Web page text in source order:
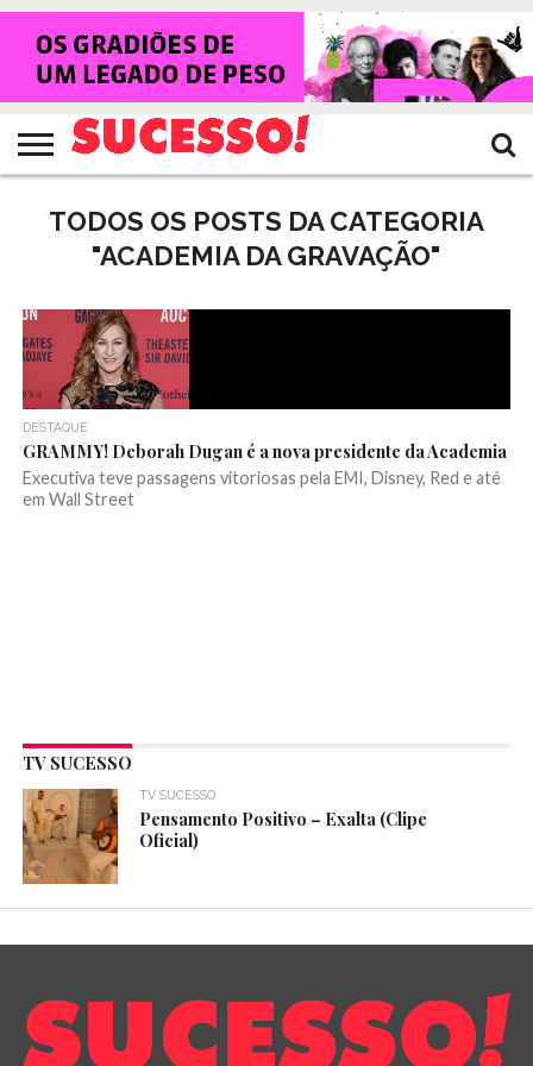
HOME
NOTÍCIAS
SHOWS
ENTREVISTAS
CLIQUES
RANKING
CROWLEY
TV
SUCESSO!
REVISTA
SUCESSO!
TODOS OS POSTS DA CATEGORIA
"ACADEMIA DA GRAVAÇÃO"
DESTAQUE
GRAMMY! Deborah Dugan é a nova presidente da Academia
Executiva teve passagens vitoriosas pela EMI, Disney, Red e até
em Wall Street
TV SUCESSO
TV SUCESSO
Pensamento Positivo – Exalta (Clipe
Oficial)